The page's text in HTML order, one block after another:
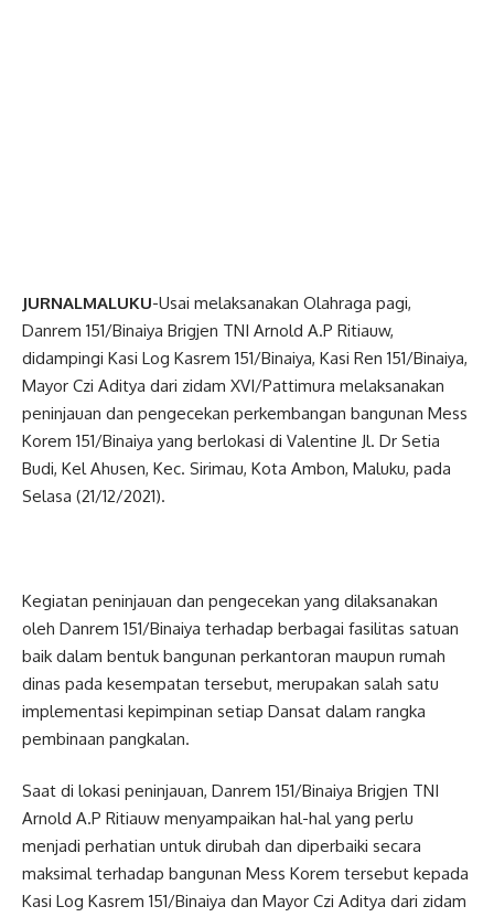
JURNALMALUKU-Usai melaksanakan Olahraga pagi,
Danrem 151/Binaiya Brigjen TNI Arnold A.P Ritiauw,
didampingi Kasi Log Kasrem 151/Binaiya, Kasi Ren 151/Binaiya,
Mayor Czi Aditya dari zidam XVI/Pattimura melaksanakan
peninjauan dan pengecekan perkembangan bangunan Mess
Korem 151/Binaiya yang berlokasi di Valentine Jl. Dr Setia
Budi, Kel Ahusen, Kec. Sirimau, Kota Ambon, Maluku, pada
Selasa (21/12/2021).
Kegiatan peninjauan dan pengecekan yang dilaksanakan
oleh Danrem 151/Binaiya terhadap berbagai fasilitas satuan
baik dalam bentuk bangunan perkantoran maupun rumah
dinas pada kesempatan tersebut, merupakan salah satu
implementasi kepimpinan setiap Dansat dalam rangka
pembinaan pangkalan.
Saat di lokasi peninjauan, Danrem 151/Binaiya Brigjen TNI
Arnold A.P Ritiauw menyampaikan hal-hal yang perlu
menjadi perhatian untuk dirubah dan diperbaiki secara
maksimal terhadap bangunan Mess Korem tersebut kepada
Kasi Log Kasrem 151/Binaiya dan Mayor Czi Aditya dari zidam